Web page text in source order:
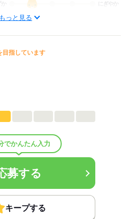
にぎやか
、北区、白石区、西区）
円（保有資格により変動）
（保有資格により変動）
もっと見る
目指しています
でかんたん入力
募する
キープする